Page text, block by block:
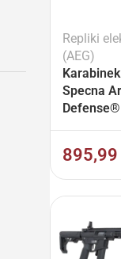
Repliki
(AEG)
Specna
895,99